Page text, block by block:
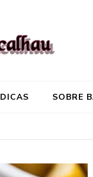
DICAS SOBRE